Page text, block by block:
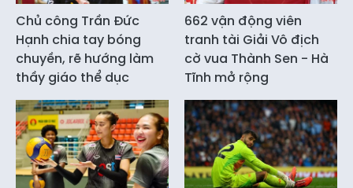
Chủ công Trần Đức
Hạnh chia tay bóng
chuyền, rẽ hướng làm
thầy giáo thể dục
662 vận động viên
tranh tài Giải Vô địch
cờ vua Thành Sen - Hà
Tĩnh mở rộng